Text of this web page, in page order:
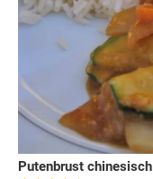
Putenbrust chinesisch